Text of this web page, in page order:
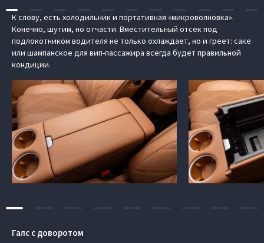
К слову, есть холодильник и портативная «микроволновка».
Конечно, шутим, но отчасти. Вместительный отсек под
подлокотником водителя не только охлаждает, но и греет: саке
или шампанское для вип-пассажира всегда будет правильной
кондиции.
Галс с доворотом